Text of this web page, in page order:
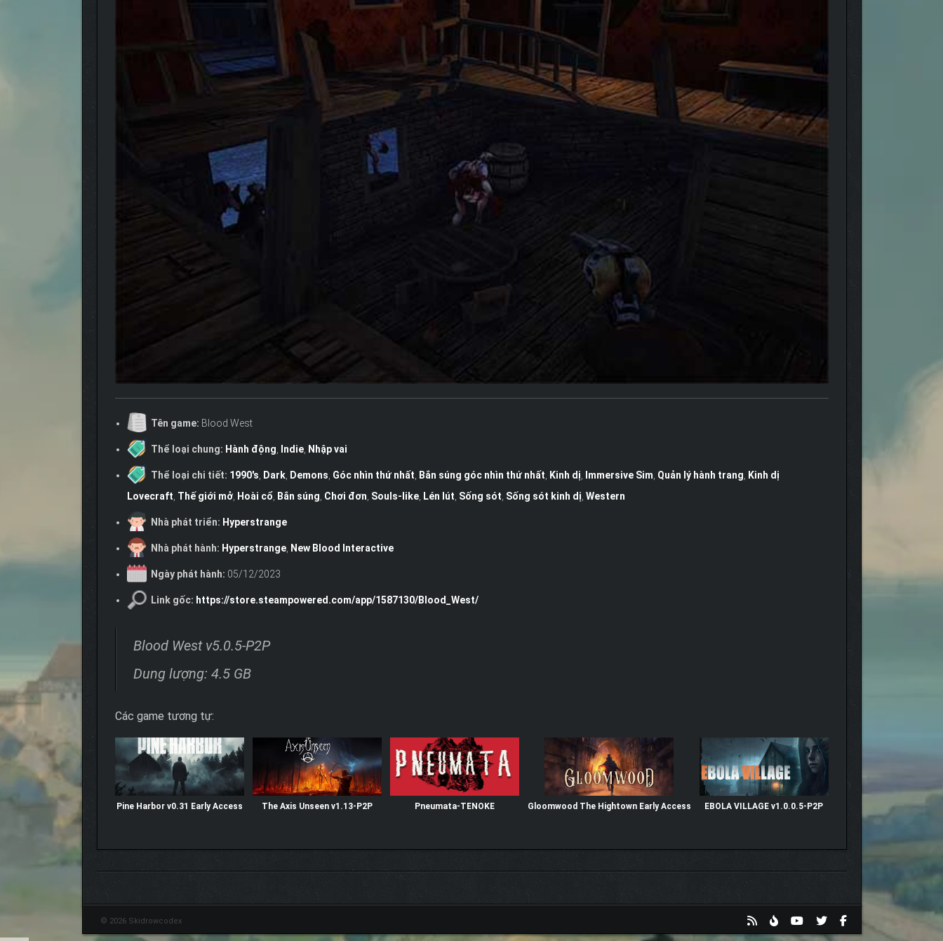
Tên game: Blood West
Thể loại chung: Hành động, Indie, Nhập vai
Thể loại chi tiết: 1990's, Dark, Demons, Góc nhìn thứ nhất, Bắn súng góc nhìn thứ nhất, Kinh dị, Immersive Sim, Quản lý hành trang, Kinh dị
Lovecraft, Thế giới mở, Hoài cổ, Bắn súng, Chơi đơn, Souls-like, Lén lút, Sống sót, Sống sót kinh dị, Western
Nhà phát triển: Hyperstrange
Nhà phát hành: Hyperstrange, New Blood Interactive
Ngày phát hành: 05/12/2023
Link gốc: https://store.steampowered.com/app/1587130/Blood_West/
Blood West v5.0.5-P2P
Dung lượng: 4.5 GB
Các game tương tự:
Pine Harbor v0.31 Early Access The Axis Unseen v1.13-P2P Pneumata-TENOKE Gloomwood The Hightown Early Access EBOLA VILLAGE v1.0.0.5-P2P
© 2026 Skidrowcodex